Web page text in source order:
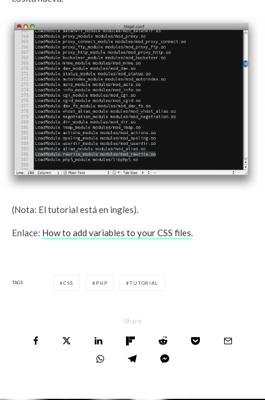
(Nota: El tutorial está en ingles).
Enlace: How to add variables to your CSS files.
TAGS CSS PHP TUTORIAL
Share